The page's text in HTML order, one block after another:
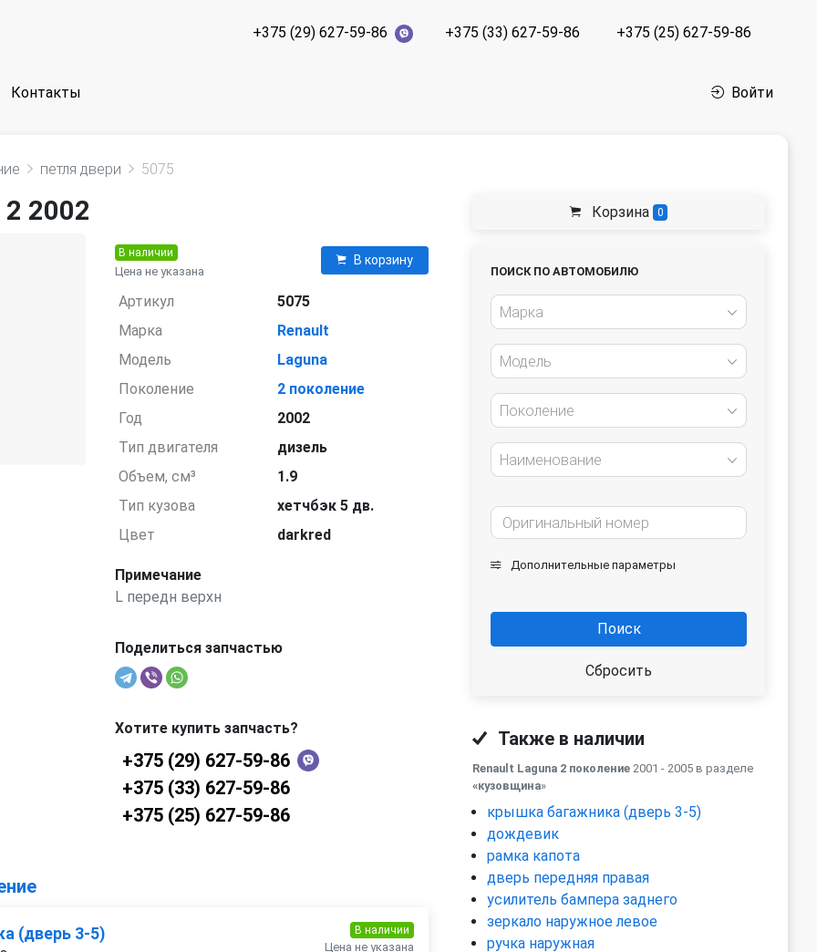
+375 (29) 627-59-86 +375 (33) 627-59-86 +375 (25) 627-59-86
Контакты Войти
петля двери 5075
2002
В наличии
Цена не указана
В корзину
Артикул
5075
Марка
Renault
Модель
Laguna
Поколение
2 поколение
Год
2002
Тип двигателя
дизель
Объем, см³
1.9
Тип кузова
хетчбэк 5 дв.
Цвет
darkred
Примечание
L передн верхн
Поделиться запчастью
Хотите купить запчасть?
+375 (29) 627-59-86
+375 (33) 627-59-86
+375 (25) 627-59-86
(дверь 3-5) В наличии
Цена не указана
Корзина 0
ПОИСК ПО АВТОМОБИЛЮ
Марка
Модель
Поколение
Наименование
Дополнительные параметры
Поиск
Сбросить
Также в наличии
Renault Laguna 2 поколение 2001 - 2005 в разделе
«кузовщина»
крышка багажника (дверь 3-5)
дождевик
рамка капота
дверь передняя правая
усилитель бампера заднего
зеркало наружное левое
ручка наружная